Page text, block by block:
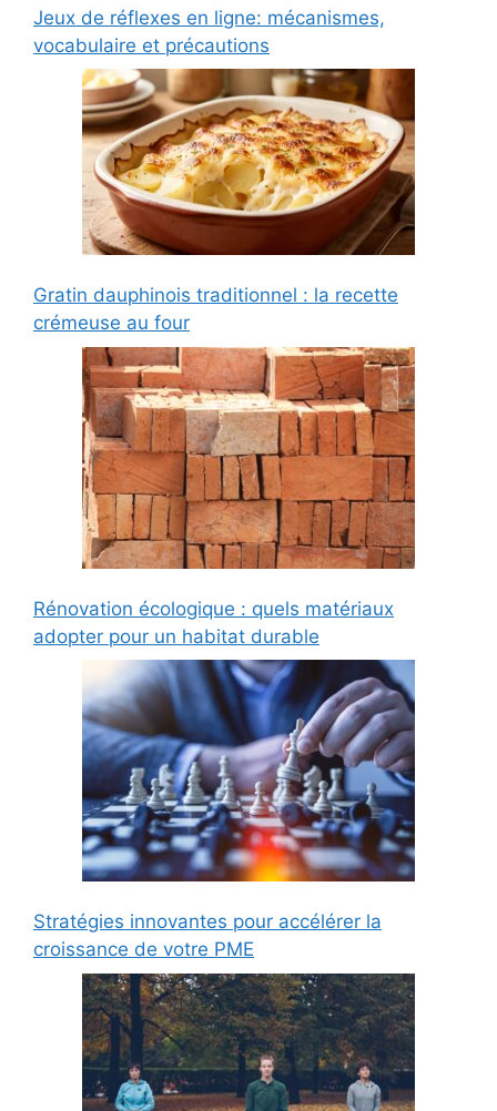
Jeux de réflexes en ligne: mécanismes,
vocabulaire et précautions
Gratin dauphinois traditionnel : la recette
crémeuse au four
Rénovation écologique : quels matériaux
adopter pour un habitat durable
Stratégies innovantes pour accélérer la
croissance de votre PME